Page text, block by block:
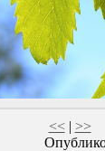
<<| >>